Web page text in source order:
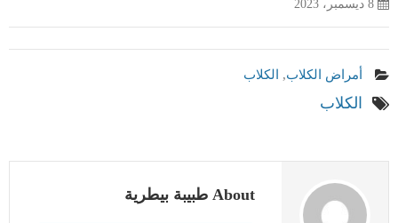
8 ديسمبر، 2023
أمراض الكلاب, الكلاب
الكلاب
About طبيبة بيطرية